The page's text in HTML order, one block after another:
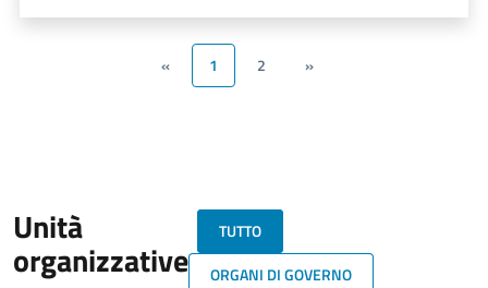
« 1 2 »
Unità
organizzative
TUTTO
ORGANI DI GOVERNO